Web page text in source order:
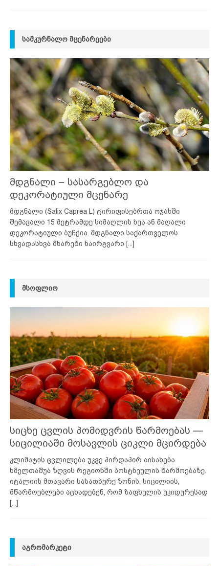
ᲡᲐᲛᲙᲣᲠᲜᲐᲚᲝ ᲛᲪᲔᲜᲐᲠᲔᲔᲑᲘ
მდგნალი – სასარგებლო და
დეკორატიული მცენარე
მდგნალი (Salix Caprea L) ტირიფისებრთა ოჯახში
შემავალი 15 მეტრამდე სიმაღლის ხეა ან მაღალი
დეკორატიული ბუჩქია. მდგნალი საქართველოს
სხვადასხვა მხარეში ნაირგვარი [...]
ᲛᲡᲝᲤᲚᲘᲝ
სიცხე ცვლის პომიდვრის წარმოებას —
სიცილიაში მოსავლის ციკლი მცირდება
კლიმატის ცვლილება უკვე პირდაპირ აისახება
ხმელთაშუა ზღვის რეგიონში ბოსტნეულის წარმოებაზე.
იტალიის მთავარი სასათბურე ზონის, სიცილიის,
მწარმოებლები აცხადებენ, რომ ზაფხულის უკიდურესად
[...]
ᲐᲒᲠᲝᲛᲐᲠᲙᲔᲢᲘ